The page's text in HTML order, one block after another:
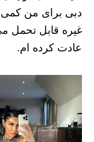
دبی برای من کمی
غیره قابل تحمل
عادت کرده ام.